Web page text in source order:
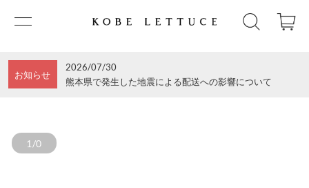
お知らせ
2026/07/30
熊本県で発生した地震による配送への影響について
1/0